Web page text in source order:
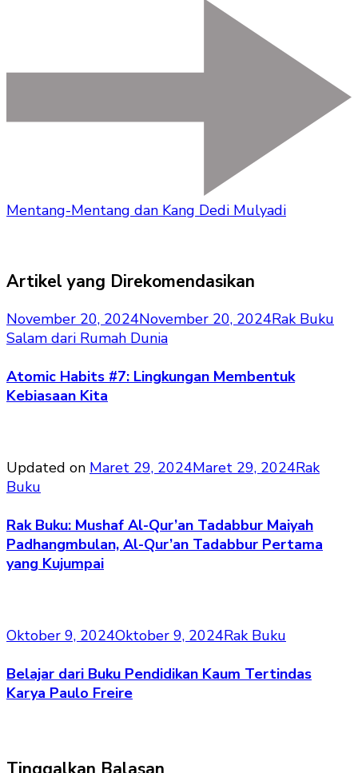
Mentang-Mentang dan Kang Dedi Mulyadi
Artikel yang Direkomendasikan
November 20, 2024November 20, 2024Rak Buku
Salam dari Rumah Dunia
Atomic Habits #7: Lingkungan Membentuk
Kebiasaan Kita
Updated on Maret 29, 2024Maret 29, 2024Rak
Buku
Rak Buku: Mushaf Al-Qur’an Tadabbur Maiyah
Padhangmbulan, Al-Qur’an Tadabbur Pertama
yang Kujumpai
Oktober 9, 2024Oktober 9, 2024Rak Buku
Belajar dari Buku Pendidikan Kaum Tertindas
Karya Paulo Freire